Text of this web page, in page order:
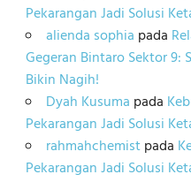
Pekarangan Jadi Solusi
alienda sophia pada
Gegeran Bintaro Sektor 9:
Bikin Nagih!
Dyah Kusuma pada
Pekarangan Jadi Solusi
rahmahchemistpada
Pekarangan Jadi Solusi